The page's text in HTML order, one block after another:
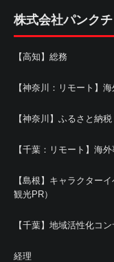
株式会社パンク
【高知】総務
【神奈川：リモート】
【神奈川】ふるさと納
【千葉：リモート】海
【島根】キャラクター
観光PR）
【千葉】地域活性化コ
経理